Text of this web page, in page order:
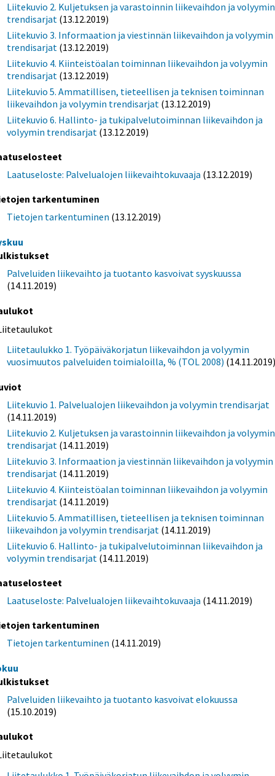
Liitekuvio 2. Kuljetuksen ja varastoinnin liikevaihdon ja volyymin
trendisarjat (13.12.2019)
Liitekuvio 3. Informaation ja viestinnän liikevaihdon ja volyymin
trendisarjat (13.12.2019)
Liitekuvio 4. Kiinteistöalan toiminnan liikevaihdon ja volyymin
trendisarjat (13.12.2019)
Liitekuvio 5. Ammatillisen, tieteellisen ja teknisen toiminnan
liikevaihdon ja volyymin trendisarjat (13.12.2019)
Liitekuvio 6. Hallinto- ja tukipalvelutoiminnan liikevaihdon ja
volyymin trendisarjat (13.12.2019)
Laatuseloste: Palvelualojen liikevaihtokuvaaja (13.12.2019)
tarkentuminen
Tietojen tarkentuminen (13.12.2019)
Palveluiden liikevaihto ja tuotanto kasvoivat syyskuussa
(14.11.2019)
Liitetaulukko 1. Työpäiväkorjatun liikevaihdon ja volyymin
vuosimuutos palveluiden toimialoilla, % (TOL 2008)
Liitekuvio 1. Palvelualojen liikevaihdon ja volyymin trendisarjat
(14.11.2019)
Liitekuvio 2. Kuljetuksen ja varastoinnin liikevaihdon ja volyymin
trendisarjat (14.11.2019)
Liitekuvio 3. Informaation ja viestinnän liikevaihdon ja volyymin
trendisarjat (14.11.2019)
Liitekuvio 4. Kiinteistöalan toiminnan liikevaihdon ja volyymin
trendisarjat (14.11.2019)
Liitekuvio 5. Ammatillisen, tieteellisen ja teknisen toiminnan
liikevaihdon ja volyymin trendisarjat (14.11.2019)
Liitekuvio 6. Hallinto- ja tukipalvelutoiminnan liikevaihdon ja
volyymin trendisarjat (14.11.2019)
Laatuseloste: Palvelualojen liikevaihtokuvaaja (14.11.2019)
tarkentuminen
Tietojen tarkentuminen (14.11.2019)
Palveluiden liikevaihto ja tuotanto kasvoivat elokuussa
(15.10.2019)